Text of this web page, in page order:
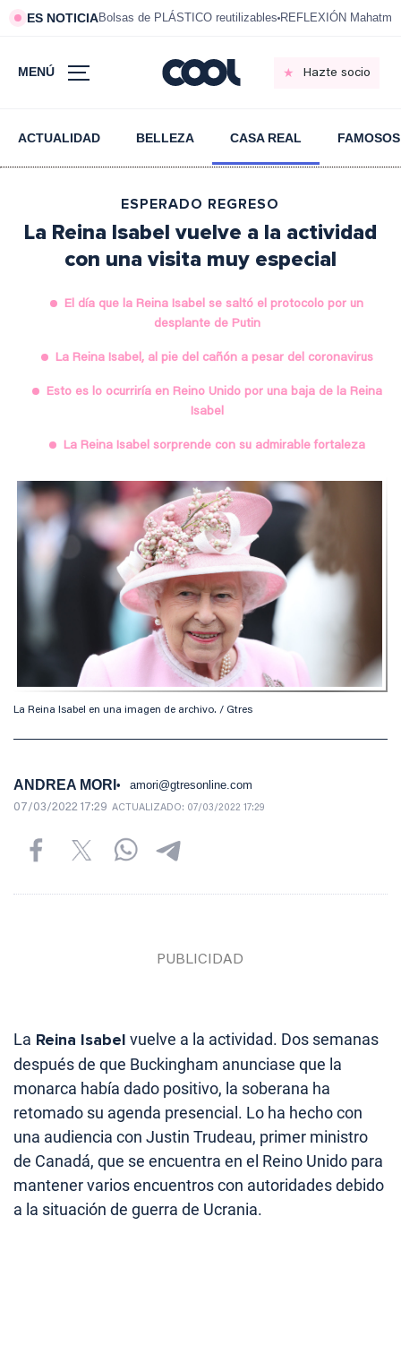
ES NOTICIABolsas de PLÁSTICO reutilizables REFLEXIÓN
MENÚ Hazte socio
ACTUALIDAD BELLEZA CASA REAL FAMOSOS
ESPERADO REGRESO
La Reina Isabel vuelve a la actividad
con una visita muy especial
El día que la Reina Isabel se saltó el protocolo por un
desplante de Putin
La Reina Isabel, al pie del cañón a pesar del coronavirus
Esto es lo ocurriría en Reino Unido por una baja de la Reina
Isabel
La Reina Isabel sorprende con su admirable fortaleza
La Reina Isabel en una imagen de archivo. / Gtres
ANDREA MORI amori@gtresonline.com
07/03/2022 17:29 ACTUALIZADO: 07/03/2022 17:29
La Reina Isabel vuelve a la actividad. Dos semanas
después de que Buckingham anunciase que la
monarca había dado positivo, la soberana ha
retomado su agenda presencial. Lo ha hecho con
una audiencia con Justin Trudeau, primer ministro
de Canadá, que se encuentra en el Reino Unido para
mantener varios encuentros con autoridades debido
a la situación de guerra de Ucrania.